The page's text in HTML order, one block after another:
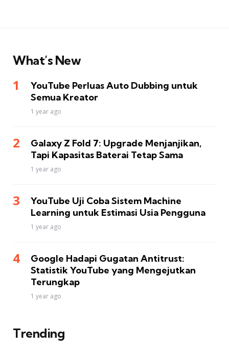
What’s New
YouTube Perluas Auto Dubbing untuk
Semua Kreator
1 year ago
Galaxy Z Fold 7: Upgrade Menjanjikan,
Tapi Kapasitas Baterai Tetap Sama
1 year ago
YouTube Uji Coba Sistem Machine
Learning untuk Estimasi Usia Pengguna
1 year ago
Google Hadapi Gugatan Antitrust:
Statistik YouTube yang Mengejutkan
Terungkap
1 year ago
Trending